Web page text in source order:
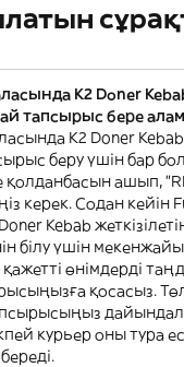
K2 Doner
тапсырыс бере
K2 Doner Kebab
беру үшін бар
ашып,
керек. Содан кейін
Kebab
білу үшін
қажетті өнімдерді
қосасыз.
курьер оны тура